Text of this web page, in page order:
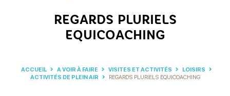
REGARDS PLURIELS
EQUICOACHING
ACCUEIL A VOIR À FAIRE VISITES ET ACTIVITÉS
LOISIRS
ACTIVITÉS DE PLEIN AIR
REGARDS PLURIELS EQUICOACHING